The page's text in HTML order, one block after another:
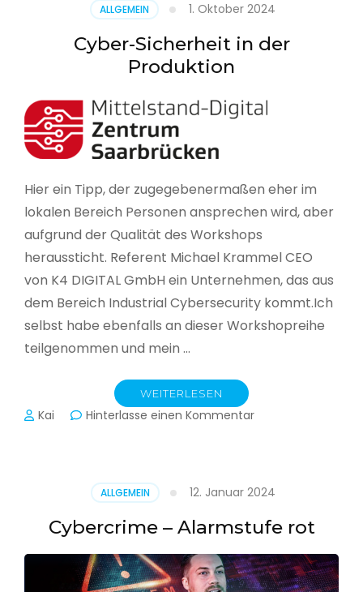
seinen
Lagebericht
zur
in
Deutschland
ALLGEMEIN 1. Oktober 2024
Cyber-Sicherheit in der
Produktion
Hier ein Tipp, der zugegebenermaßen eher im
lokalen Bereich Personen ansprechen wird, aber
aufgrund der Qualität des Workshops
heraussticht. Referent Michael Krammel CEO
von K4 DIGITAL GmbH ein Unternehmen, das aus
dem Bereich Industrial Cybersecurity kommt.Ich
selbst habe ebenfalls an dieser Workshopreihe
teilgenommen und mein …
WEITERLESEN
Kai Hinterlasse einen Kommentarzu
Produktion
ALLGEMEIN 12. Januar 2024
Cybercrime – Alarmstufe rot